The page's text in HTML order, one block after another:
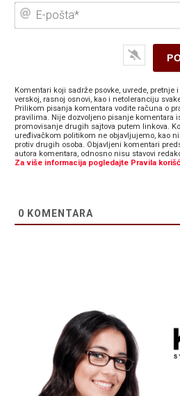
Komentari koji sadrže psovke, uvrede, pretnje
verskoj, rasnoj osnovi, kao i netoleranciju
Prilikom pisanja komentara vodite računa o
pravilima. Nije dozvoljeno pisanje komentara
promovisanje drugih sajtova putem linkova.
uređivačkom politikom ne objavljujemo, kao
protiv drugih osoba. Objavljeni komentari
autora komentara, odnosno nisu stavovi
Za više informacija pogledajte Pravila
0 KOMENTARA